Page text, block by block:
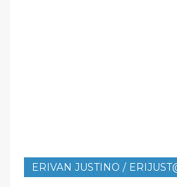
ERIVAN JUSTINO /